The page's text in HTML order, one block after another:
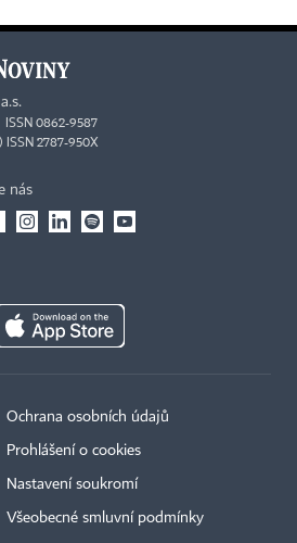
0862-9587
2787-950X
nás
Ochrana osobních údajů
Prohlášení o cookies
Nastavení soukromí
Všeobecné smluvní podmínky